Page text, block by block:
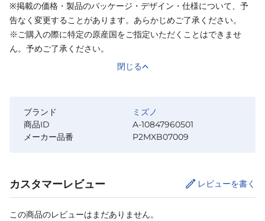
※掲載の価格・製品のパッケージ・デザイン・仕様について、予
告なく変更することがあります。あらかじめご了承ください。
※ご購入の際に特定の原産国をご指定いただくことはできませ
ん。予めご了承ください。
閉じる
ブランド
ミズノ
商品ID
A-10847960501
メーカー品番
P2MXB07009
カスタマーレビュー レビューを書く
この商品のレビューはまだありません。